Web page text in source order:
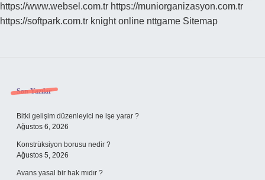
https://www.websel.com.tr https://muniorganizasyon.com.tr
https://softpark.com.tr knight online nttgame Sitemap
Sidebar
Son Yazılar
Bitki gelişim düzenleyici ne işe yarar ?
Ağustos 6, 2026
Konstrüksiyon borusu nedir ?
Ağustos 5, 2026
Avans yasal bir hak mıdır ?